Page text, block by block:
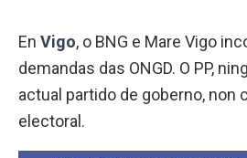
En Vigo, o BNG e Mare Vigo
demandas das ONGD. O PP,
actual partido de goberno, non
electoral.